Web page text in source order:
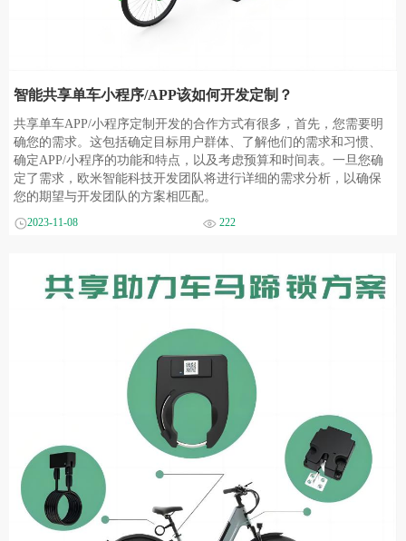
智能共享单车小程序/APP该如何开发定制？
共享单车APP/小程序定制开发的合作方式有很多，首先，您需要明
确您的需求。这包括确定目标用户群体、了解他们的需求和习惯、
确定APP/小程序的功能和特点，以及考虑预算和时间表。一旦您确
定了需求，欧米智能科技开发团队将进行详细的需求分析，以确保
您的期望与开发团队的方案相匹配。
2023-11-08 222